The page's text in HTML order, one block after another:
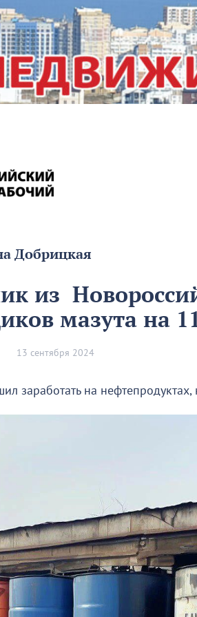
Добрицкая
из
мазута на
13 сентября 2024
заработать на